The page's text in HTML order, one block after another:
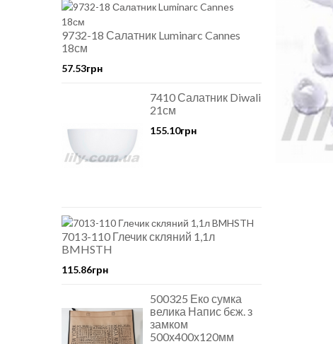
9732-18 Салатник Luminarc Cannes
18см
57.53грн
7410 Салатник Diwali
21см
155.10грн
7013-110 Глечик скляний 1,1л
BMHSTH
115.86грн
500325 Еко сумка
велика Напис бєж. з
замком
500х400х120мм